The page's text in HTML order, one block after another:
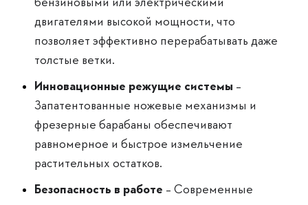
двигателями высокой мощности, что
позволяет эффективно перерабатывать даже
толстые ветки.
Инновационные режущие системы –
Запатентованные ножевые механизмы и
фрезерные барабаны обеспечивают
равномерное и быстрое измельчение
растительных остатков.
Безопасность в работе – Современные